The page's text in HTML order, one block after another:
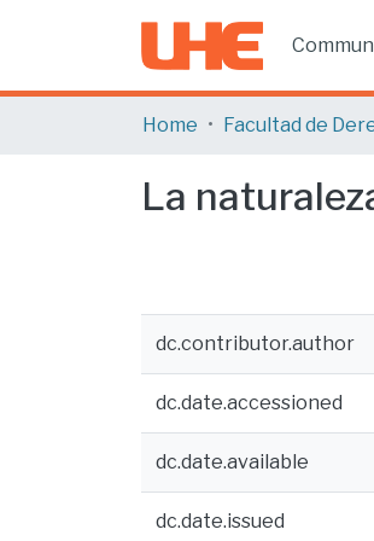
Home Facultad de
La
dc.contributor.author
dc.date.accessioned
dc.date.available
dc.date.issued